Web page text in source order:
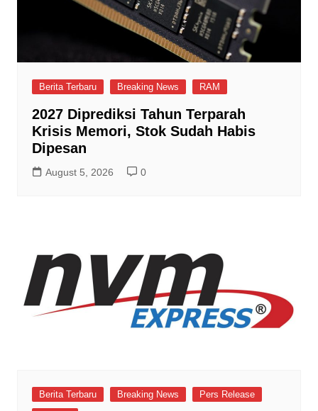
Berita Terbaru Breaking News RAM
2027 Diprediksi Tahun Terparah
Krisis Memori, Stok Sudah Habis
Dipesan
August 5, 2026 0
Berita Terbaru Breaking News
Pers Release